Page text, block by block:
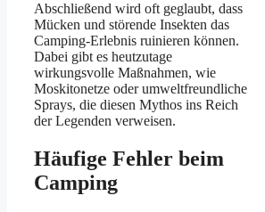
Abschließend wird oft geglaubt, dass
Mücken und störende Insekten das
Camping-Erlebnis ruinieren können.
Dabei gibt es heutzutage
wirkungsvolle Maßnahmen, wie
Moskitonetze oder umweltfreundliche
Sprays, die diesen Mythos ins Reich
der Legenden verweisen.
Häufige Fehler beim
Camping